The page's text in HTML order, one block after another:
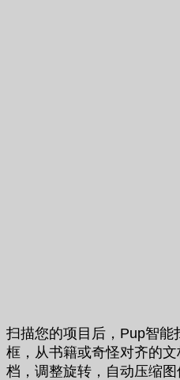
扫描您的项目后，Pup智能
框，从书籍或奇怪对齐的
档，调整旋转，自动压缩